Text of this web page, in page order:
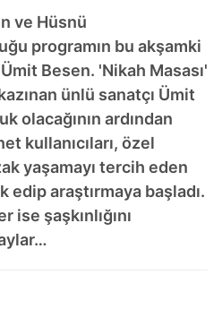
ve Hüsnü
programın bu akşamki
Besen. 'Nikah Masası'
ünlü sanatçı Ümit
olacağının ardından
kullanıcıları, özel
yaşamayı tercih eden
edip araştırmaya başladı.
şaşkınlığını